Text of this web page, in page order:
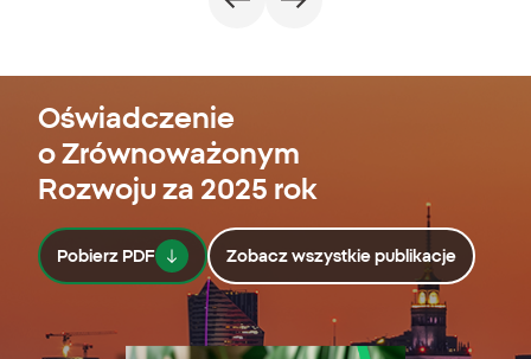
Oświadczenie
o Zrównoważonym
Rozwoju za 2025 rok
Pobierz PDF Zobacz wszystkie publikacje